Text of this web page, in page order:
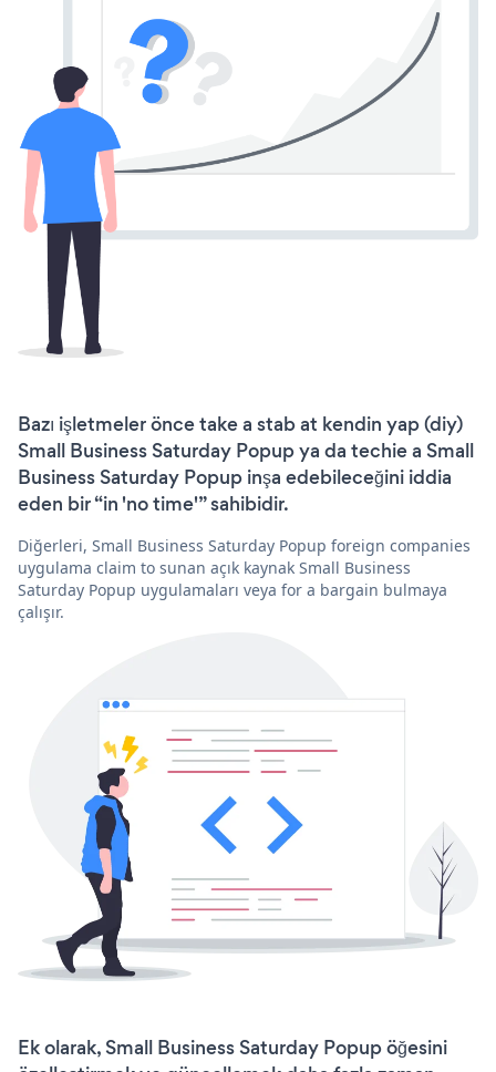
Bazı işletmeler önce take a stab at kendin yap (diy)
Small Business Saturday Popup ya da techie a Small
Business Saturday Popup inşa edebileceğini iddia
eden bir “in 'no time'” sahibidir.
Diğerleri, Small Business Saturday Popup foreign companies
uygulama claim to sunan açık kaynak Small Business
Saturday Popup uygulamaları veya for a bargain bulmaya
çalışır.
Ek olarak, Small Business Saturday Popup öğesini